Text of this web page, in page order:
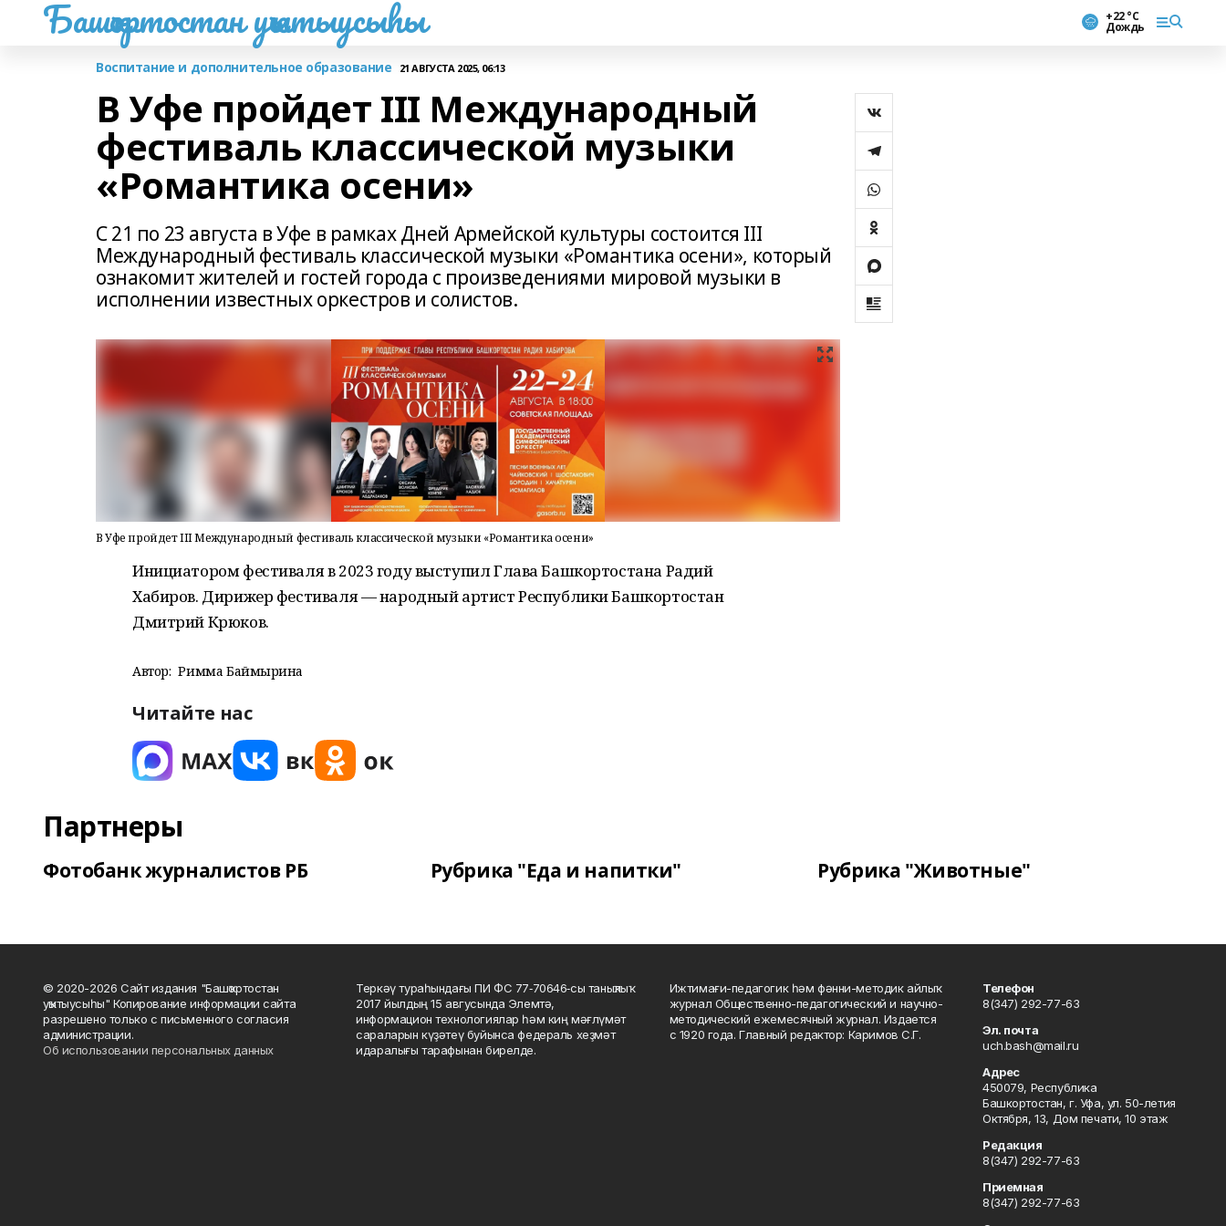
Башҡортостан уҡытыусыһы +22 °С
Дождь
Воспитание и дополнительное образование 21 АВГУСТА 2025, 06:13
В Уфе пройдет III Международный
фестиваль классической музыки
«Романтика осени»
С 21 по 23 августа в Уфе в рамках Дней Армейской культуры состоится III
Международный фестиваль классической музыки «Романтика осени», который
ознакомит жителей и гостей города с произведениями мировой музыки в
исполнении известных оркестров и солистов.
В Уфе пройдет III Международный фестиваль классической музыки «Романтика осени»
Инициатором фестиваля в 2023 году выступил Глава Башкортостана Радий
Хабиров. Дирижер фестиваля — народный артист Республики Башкортостан
Дмитрий Крюков.
Автор: Римма Баймырҙина
Читайте нас
Партнеры
Фотобанк журналистов РБ Рубрика "Еда и напитки" Рубрика "Животные"
© 2020-2026 Сайт издания "Башҡортостан
уҡытыусыһы" Копирование информации сайта
разрешено только с письменного согласия
администрации.
Об использовании персональных данных
Теркәү тураһындағы ПИ ФС 77‑70646‑сы таныҡлыҡ
2017 йылдың 15 авгусында Элемтә,
информацион технологиялар һәм киң мәғлүмәт
сараларын күҙәтеү буйынса федераль хеҙмәт
идаралығы тарафынан бирелде.
Ижтимағи-педагогик һәм фәнни-методик айлыҡ
журнал Общественно-педагогический и научно-
методический ежемесячный журнал. Издается
с 1920 года. Главный редактор: Каримов С.Г.
Телефон
8(347) 292-77-63
Эл. почта
uch.bash@mail.ru
Адрес
450079, Республика
Башкортостан, г. Уфа, ул. 50-летия
Октября, 13, Дом печати, 10 этаж
Редакция
8(347) 292-77-63
Приемная
8(347) 292-77-63